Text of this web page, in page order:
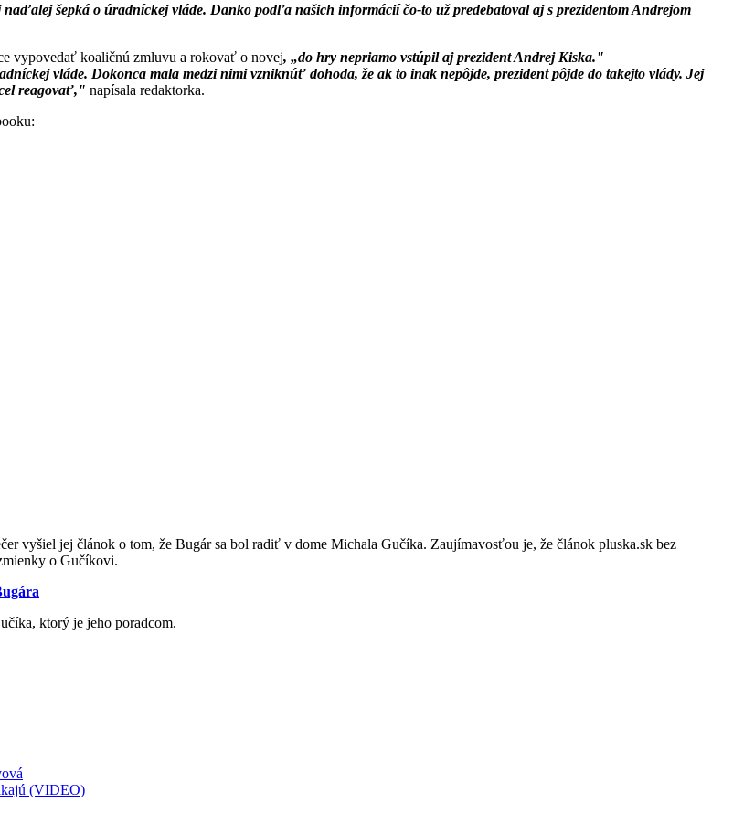
šepká o úradníckej vláde. Danko podľa našich informácií čo-to už predebatoval aj s prezidentom Andrejom
vypovedať koaličnú zmluvu a rokovať o novej, „do hry nepriamo vstúpil aj prezident Andrej Kiska."
vláde. Dokonca mala medzi nimi vzniknúť dohoda, že ak to inak nepôjde, prezident pôjde do takejto vlády. Jej
reagovať," napísala redaktorka.
vyšiel jej článok o tom, že Bugár sa bol radiť v dome Michala Gučíka. Zaujímavosťou je, že článok pluska.sk bez
o Gučíkovi.
ktorý je jeho poradcom.
(VIDEO)